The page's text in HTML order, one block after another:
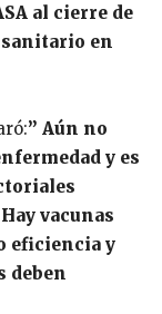
al cierre de
en
” Aún no
y es
Hay vacunas
eficiencia y
deben